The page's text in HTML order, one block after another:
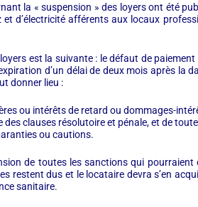
la « suspension » des loyers ont été
et d’électricité afférents aux locaux
est la suivante : le défaut de
d’un délai de deux mois après la
donner lieu :
ou intérêts de retard ou dommages-
clauses résolutoire et pénale, et de
ou cautions.
de toutes les sanctions qui
restent dus et le locataire devra s’en
sanitaire.